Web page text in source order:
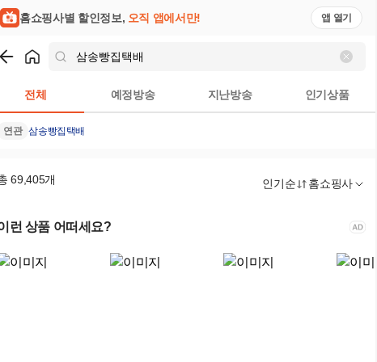
홈쇼핑사별 할인정보, 오직 앱에서만! 앱 열기
전체 예정방송 지난방송 인기상품
연관 삼송빵집택배
69,405개 인기순 홈쇼핑사
런 상품 어떠세요?